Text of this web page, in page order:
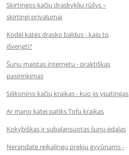
Skirtingos kačių draskyklių rūšys –
skirtingi privalumai
Kodėl katės drasko baldus - kaip to
išvengti?
Šunų maistas internetu - praktiškas
pasirinkimas
Silikoninis kačių kraikas - kuo jis ypatingas
Ar mano katei patiks Tofu kraikas
Kokybiškas ir subalansuotas šunų ėdalas
Nerandate reikalingų prekių gyvūnams -